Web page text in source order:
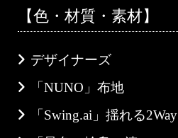
【色・材質・素材】
デザイナーズ
「NUNO」布地
「Swing.ai」揺れる2Way